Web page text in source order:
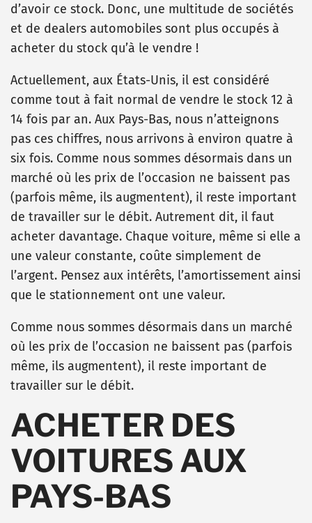
d’avoir ce stock. Donc, une multitude de sociétés
et de dealers automobiles sont plus occupés à
acheter du stock qu’à le vendre !
Actuellement, aux États-Unis, il est considéré
comme tout à fait normal de vendre le stock 12 à
14 fois par an. Aux Pays-Bas, nous n’atteignons
pas ces chiffres, nous arrivons à environ quatre à
six fois. Comme nous sommes désormais dans un
marché où les prix de l’occasion ne baissent pas
(parfois même, ils augmentent), il reste important
de travailler sur le débit. Autrement dit, il faut
acheter davantage. Chaque voiture, même si elle a
une valeur constante, coûte simplement de
l’argent. Pensez aux intérêts, l’amortissement ainsi
que le stationnement ont une valeur.
Comme nous sommes désormais dans un marché
où les prix de l’occasion ne baissent pas (parfois
même, ils augmentent), il reste important de
travailler sur le débit.
ACHETER DES
VOITURES AUX
PAYS-BAS